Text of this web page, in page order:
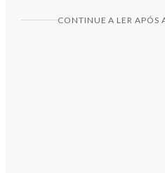
CONTINUE A LER APÓS